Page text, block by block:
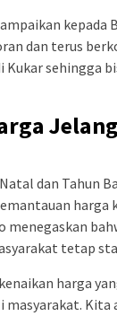
kepada
dan terus
Kukar sehingga
dan Tahun
harga
menegaskan
tetap
harga
masyarakat. Kita